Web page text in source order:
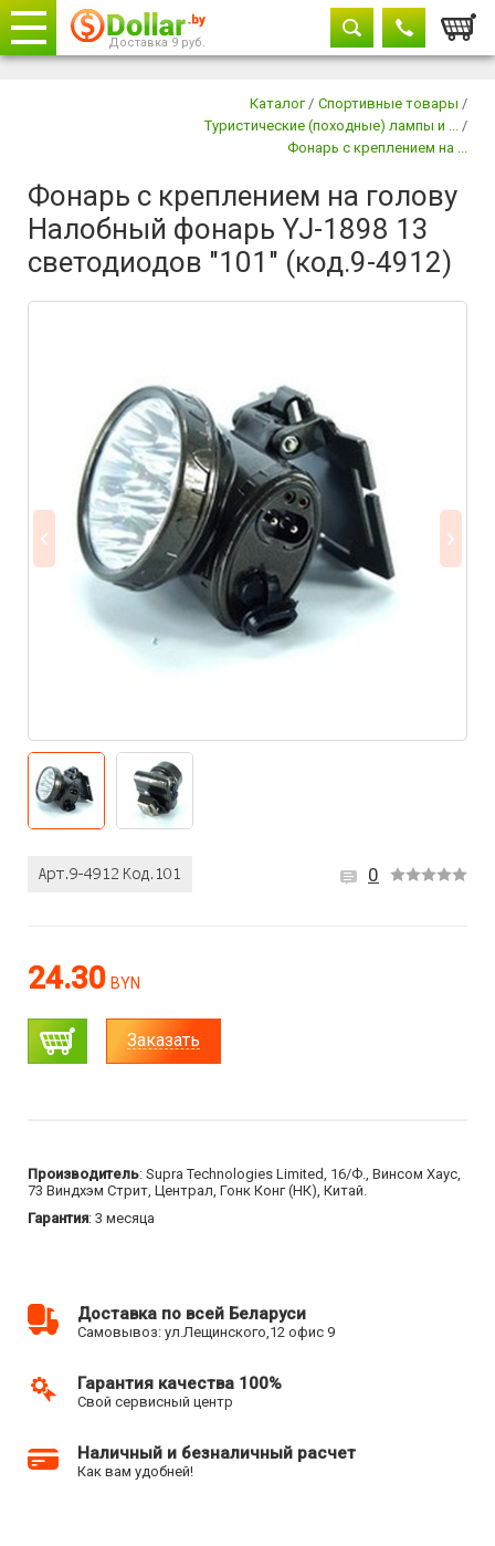
Доставка 9 руб.
Каталог / Спортивные товары /
Туристические (походные) лампы и ... /
Фонарь с креплением на ...
Фонарь с креплением на голову
Налобный фонарь YJ-1898 13
светодиодов "101" (код.9-4912)
0
24.30 BYN
Заказать
Производитель: Supra Technologies Limited, 16/Ф., Винсом Хаус,
73 Виндхэм Стрит, Централ, Гонк Конг (НК), Китай.
Гарантия: 3 месяца
Доставка по всей Беларуси
Самовывоз: ул.Лещинского,12 офис 9
Гарантия качества 100%
Свой сервисный центр
Наличный и безналичный расчет
Как вам удобней!